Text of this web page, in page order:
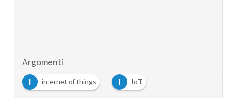
Argomenti
I
internet of things I IoT